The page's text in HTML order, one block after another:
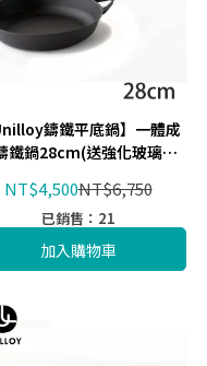
鑄鐵平底鍋】一體成
鐵鍋28cm(送強化玻璃鍋
NT$4,500NT$6,750
已銷售：21
加入購物車